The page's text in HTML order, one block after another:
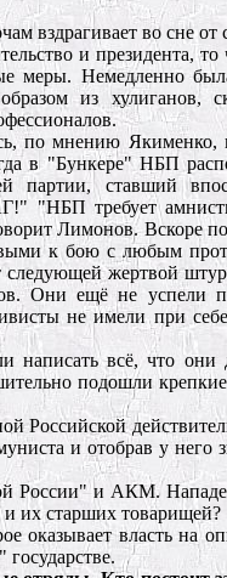
вздрагивает во сне
и президента, то
меры. Немедленно
из хулиганов,
по мнению Якименко,
в "Бункере" НБП
партии, ставший
"НБП требует
Лимонов. Вскоре
к бою с любым
жертвой
Они ещё не успели
не имели при
написать всё, что они
подошли
Российской
и отобрав у него
России" и АКМ.
и их старших товарищей?
оказывает власть на